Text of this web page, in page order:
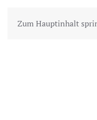
Zum Hauptinhalt